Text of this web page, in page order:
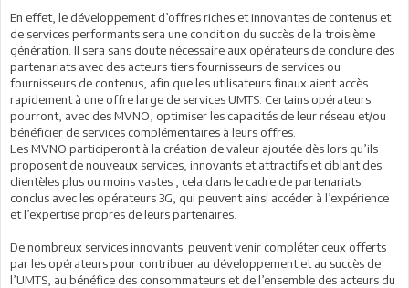
En effet, le développement d’offres riches et innovantes de contenus et
de services performants sera une condition du succès de la troisième
génération. Il sera sans doute nécessaire aux opérateurs de conclure des
partenariats avec des acteurs tiers fournisseurs de services ou
fournisseurs de contenus, afin que les utilisateurs finaux aient accès
rapidement à une offre large de services UMTS. Certains opérateurs
pourront, avec des MVNO, optimiser les capacités de leur réseau et/ou
bénéficier de services complémentaires à leurs offres.
Les MVNO participeront à la création de valeur ajoutée dès lors qu’ils
proposent de nouveaux services, innovants et attractifs et ciblant des
clientèles plus ou moins vastes ; cela dans le cadre de partenariats
conclus avec les opérateurs 3G, qui peuvent ainsi accéder à l’expérience
et l’expertise propres de leurs partenaires.
De nombreux services innovants peuvent venir compléter ceux offerts
par les opérateurs pour contribuer au développement et au succès de
l’UMTS, au bénéfice des consommateurs et de l’ensemble des acteurs du